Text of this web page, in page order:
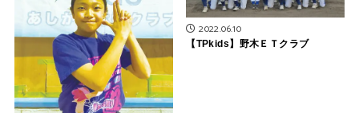
2022.06.10
【TPkids】野木ＥＴクラブ